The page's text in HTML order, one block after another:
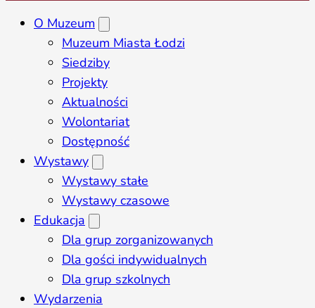
O Muzeum
Muzeum Miasta Łodzi
Siedziby
Projekty
Aktualności
Wolontariat
Dostępność
Wystawy
Wystawy stałe
Wystawy czasowe
Edukacja
Dla grup zorganizowanych
Dla gości indywidualnych
Dla grup szkolnych
Wydarzenia